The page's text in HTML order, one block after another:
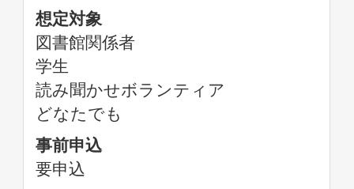
想定対象
図書館関係者
学生
読み聞かせボランティア
どなたでも
事前申込
要申込